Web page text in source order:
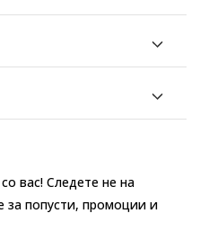
вас! Следете не на
за попусти, промоции и